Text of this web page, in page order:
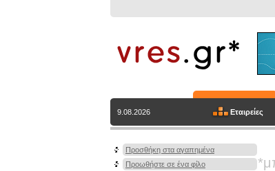
9.08.2026 Εταιρείες
Προσθήκη στα αγαπημένα
Προωθήστε σε ένα φίλο